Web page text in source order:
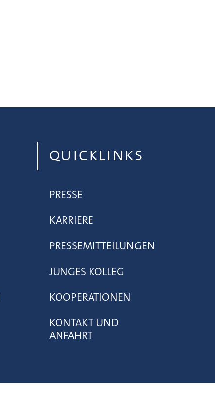
QUICKLINKS
PRESSE
KARRIERE
PRESSEMITTEILUNGEN
JUNGES KOLLEG
KOOPERATIONEN
KONTAKT UND
ANFAHRT